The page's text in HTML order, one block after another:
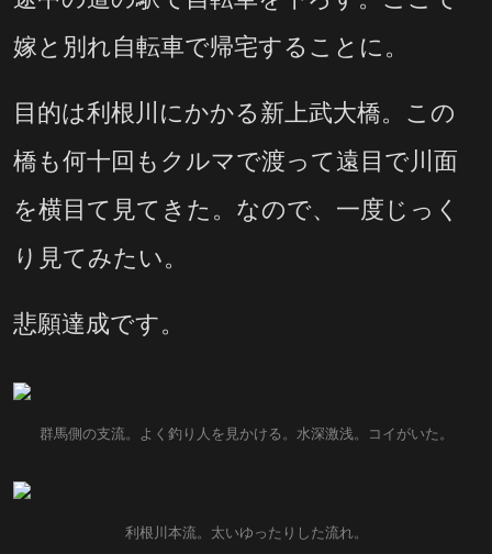
嫁と別れ自転車で帰宅することに。
目的は利根川にかかる新上武大橋。この
橋も何十回もクルマで渡って遠目で川面
を横目て見てきた。なので、一度じっく
り見てみたい。
悲願達成です。
群馬側の支流。よく釣り人を見かける。水深激浅。コイがいた。
利根川本流。太いゆったりした流れ。